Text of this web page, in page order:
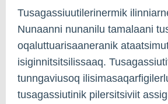
Tusagassiuutilerinermik
Nunaanni nunanilu tamalaani
oqaluttuarisaaneranik
isiginnitsitsilissaaq.
tunngaviusoq
tusagassiutinik pilersitsiviit